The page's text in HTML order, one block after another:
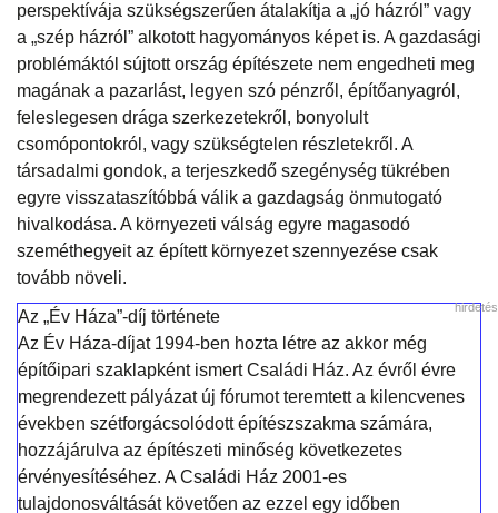
perspektívája szükségszerűen átalakítja a „jó házról” vagy
a „szép házról” alkotott hagyományos képet is. A gazdasági
problémáktól sújtott ország építészete nem engedheti meg
magának a pazarlást, legyen szó pénzről, építőanyagról,
feleslegesen drága szerkezetekről, bonyolult
csomópontokról, vagy szükségtelen részletekről. A
társadalmi gondok, a terjeszkedő szegénység tükrében
egyre visszataszítóbbá válik a gazdagság önmutogató
hivalkodása. A környezeti válság egyre magasodó
szeméthegyeit az épített környezet szennyezése csak
tovább növeli.
Az „Év Háza”-díj története
Az Év Háza-díjat 1994-ben hozta létre az akkor még
építőipari szaklapként ismert Családi Ház. Az évről évre
megrendezett pályázat új fórumot teremtett a kilencvenes
években szétforgácsolódott építészszakma számára,
hozzájárulva az építészeti minőség következetes
érvényesítéséhez. A Családi Ház 2001-es
tulajdonosváltását követően az ezzel egy időben
hirdetés